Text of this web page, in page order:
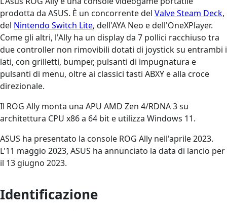
prodotta da ASUS. È un concorrente del Valve Steam Deck,
del Nintendo Switch Lite, dell'AYA Neo e dell'OneXPlayer.
Come gli altri, l'Ally ha un display da 7 pollici racchiuso tra
due controller non rimovibili dotati di joystick su entrambi i
lati, con grilletti, bumper, pulsanti di impugnatura e
pulsanti di menu, oltre ai classici tasti ABXY e alla croce
direzionale.
Il ROG Ally monta una APU AMD Zen 4/RDNA 3 su
architettura CPU x86 a 64 bit e utilizza Windows 11.
ASUS ha presentato la console ROG Ally nell'aprile 2023.
L'11 maggio 2023, ASUS ha annunciato la data di lancio per
il 13 giugno 2023.
Identificazione